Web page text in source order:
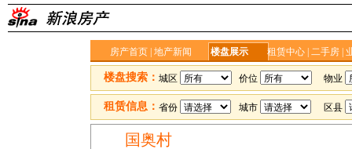
房产首页 地产新闻 楼盘展示 租赁中心 二手房
楼盘搜索： 城区 价位 物业
租赁信息： 省份 城市 区县
国奥村